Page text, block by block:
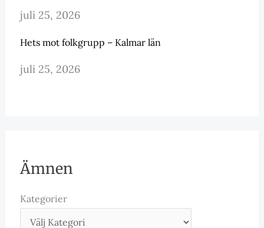
juli 25, 2026
Hets mot folkgrupp – Kalmar län
juli 25, 2026
Ämnen
Kategorier